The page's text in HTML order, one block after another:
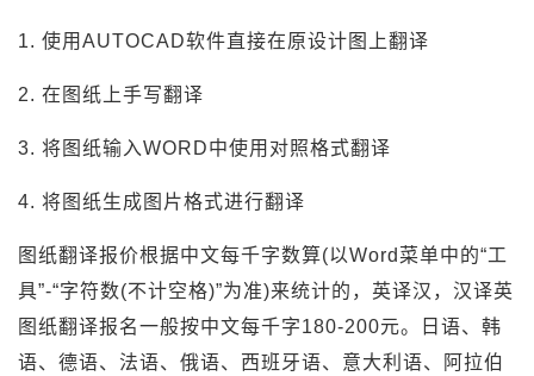
1. 使用AUTOCAD软件直接在原设计图上翻译
2. 在图纸上手写翻译
3. 将图纸输入WORD中使用对照格式翻译
4. 将图纸生成图片格式进行翻译
图纸翻译报价根据中文每千字数算(以Word菜单中的“工
具”-“字符数(不计空格)”为准)来统计的，英译汉，汉译英
图纸翻译报名一般按中文每千字180-200元。日语、韩
语、德语、法语、俄语、西班牙语、意大利语、阿拉伯